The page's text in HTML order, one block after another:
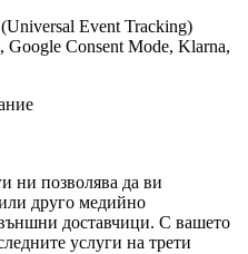
Event Tracking)
Google Consent Mode, Klarna,
ни позволява да ви
друго медийно
доставчици. С вашето
услуги на трети